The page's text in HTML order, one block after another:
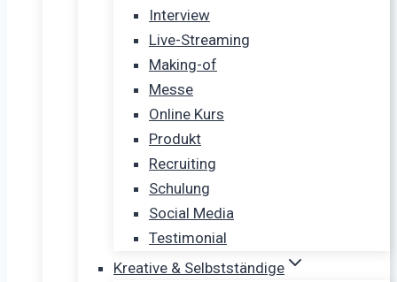
Interview
Live-Streaming
Making-of
Messe
Online Kurs
Produkt
Recruiting
Schulung
Social Media
Testimonial
Kreative & Selbstständige